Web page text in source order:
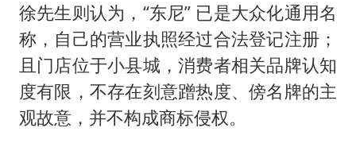
徐先生则认为，“东尼” 已是大众化通用名
称，自己的营业执照经过合法登记注册；
且门店位于小县城，消费者相关品牌认知
度有限，不存在刻意蹭热度、傍名牌的主
观故意，并不构成商标侵权。